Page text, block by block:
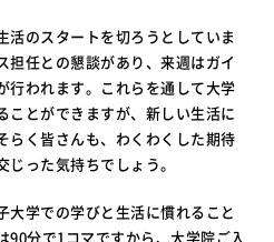
活のスタートを切ろうとしていま
担任との懇談があり、来週はガイ
行われます。これらを通して大学
ことができますが、新しい生活に
らく皆さんも、わくわくした期待
った気持ちでしょう。
大学での学びと生活に慣れること
90分で1コマですから、大学院ご入